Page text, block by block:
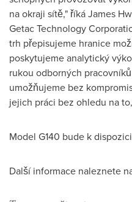
na okraji sítě," říká James
Getac Technology
trh přepisujeme hranice
poskytujeme analytický
rukou odborných
umožňujeme bez
jejich práci bez ohledu na
Model G140 bude k
Další informace naleznete